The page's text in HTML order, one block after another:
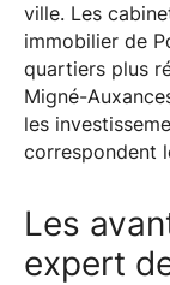
ville. Les
immobilier de
quartiers plus
Migné-
les
correspondent
Les
expert